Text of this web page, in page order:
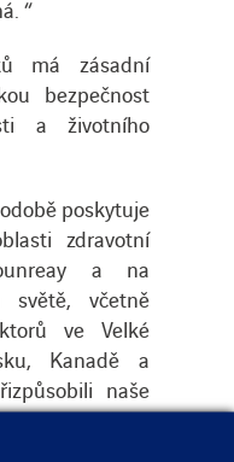
“
má zásadní
bezpečnost
a životního
poskytuje
zdravotní
a na
světě, včetně
ve Velké
Kanadě a
naše
regulačním